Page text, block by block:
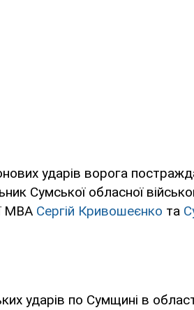
ударів ворога
Сумської обласної
МВА Сергій Кривошеєнко та
ударів по Сумщині в